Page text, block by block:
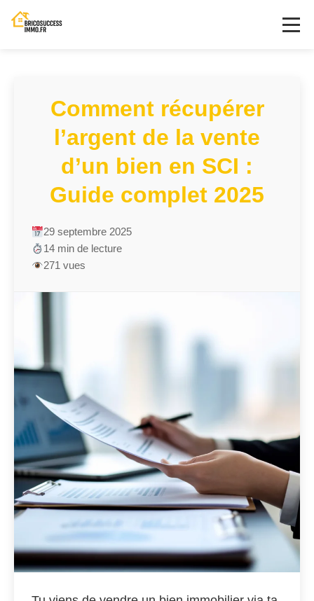
Comment récupérer
l’argent de la vente
d’un bien en SCI :
Guide complet 2025
29 septembre 2025
14 min de lecture
271 vues